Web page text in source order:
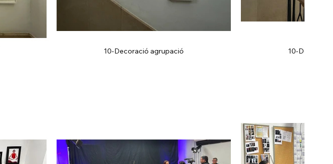
10-Decoració agrupació 10-